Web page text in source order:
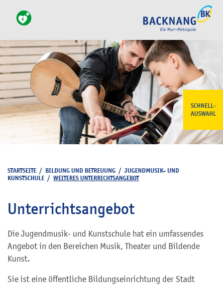
SCHNELL-
AUSWAHL
STARTSEITE / BILDUNG UND BETREUUNG /JUGENDMUSIK- UND
KUNSTSCHULE / WEITERES UNTERRICHTSANGEBOT
Unterrichtsangebot
Die Jugendmusik- und Kunstschule hat ein umfassendes
Angebot in den Bereichen Musik, Theater und Bildende
Kunst.
Sie ist eine öffentliche Bildungseinrichtung der Stadt